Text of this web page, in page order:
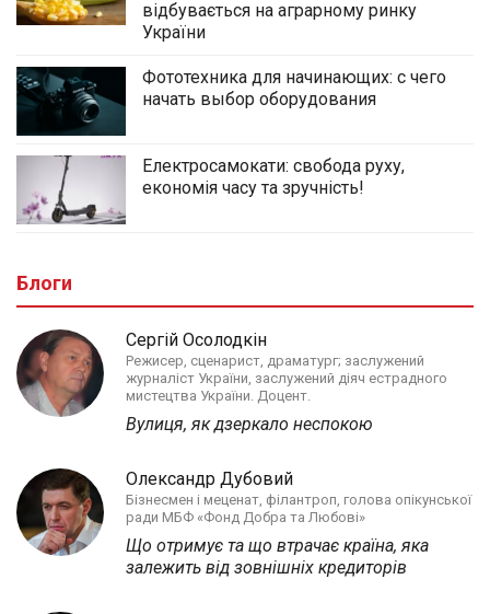
відбувається на аграрному ринку
України
Фототехника для начинающих: с чего
начать выбор оборудования
Електросамокати: свобода руху,
економія часу та зручність!
Блоги
Сергій Осолодкін
Режисер, сценарист, драматург; заслужений
журналіст України, заслужений діяч естрадного
мистецтва України. Доцент.
Вулиця, як дзеркало неспокою
Олександр Дубовий
Бізнесмен і меценат, філантроп, голова опікунської
ради МБФ «Фонд Добра та Любові»
Що отримує та що втрачає країна, яка
залежить від зовнішніх кредиторів